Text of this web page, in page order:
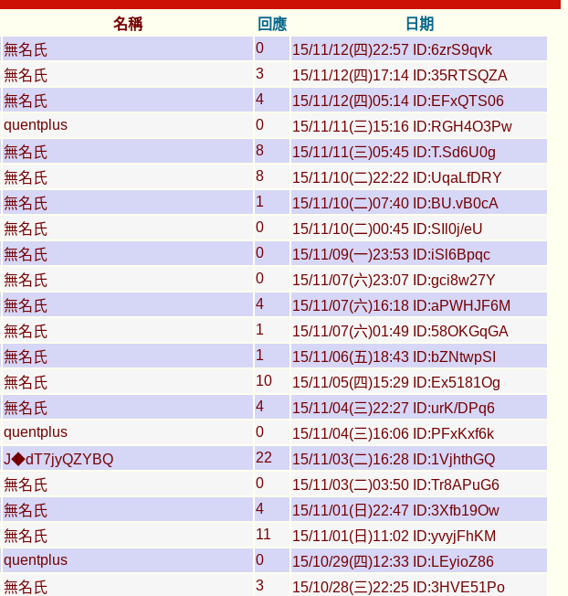
名稱 回應
日期
無名氏 0
15/11/12(四)22:57 ID:6zrS9qvk
無名氏 3
15/11/12(四)17:14 ID:35RTSQZA
無名氏 4
15/11/12(四)05:14 ID:EFxQTS06
quentplus 0
15/11/11(三)15:16 ID:RGH4O3Pw
無名氏 8
15/11/11(三)05:45 ID:T.Sd6U0g
無名氏 8
15/11/10(二)22:22 ID:UqaLfDRY
無名氏 1
15/11/10(二)07:40 ID:BU.vB0cA
無名氏 0
15/11/10(二)00:45 ID:SIl0j/eU
無名氏 0
15/11/09(一)23:53 ID:iSl6Bpqc
無名氏 0
15/11/07(六)23:07 ID:gci8w27Y
無名氏 4
15/11/07(六)16:18 ID:aPWHJF6M
無名氏 1
15/11/07(六)01:49 ID:58OKGqGA
無名氏 1
15/11/06(五)18:43 ID:bZNtwpSI
無名氏 10
15/11/05(四)15:29 ID:Ex5181Og
無名氏 4
15/11/04(三)22:27 ID:urK/DPq6
quentplus 0
15/11/04(三)16:06 ID:PFxKxf6k
J◆dT7jyQZYBQ 22
15/11/03(二)16:28 ID:1VjhthGQ
無名氏 0
15/11/03(二)03:50 ID:Tr8APuG6
無名氏 4
15/11/01(日)22:47 ID:3Xfb19Ow
無名氏 11
15/11/01(日)11:02 ID:yvyjFhKM
quentplus 0
15/10/29(四)12:33 ID:LEyioZ86
無名氏 3
15/10/28(三)22:25 ID:3HVE51Po